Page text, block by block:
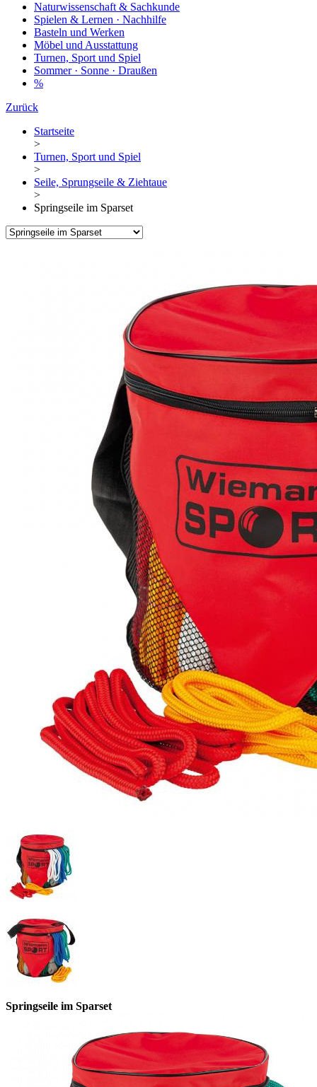
Naturwissenschaft & Sachkunde
Spielen & Lernen · Nachhilfe
Basteln und Werken
Möbel und Ausstattung
Turnen, Sport und Spiel
Sommer · Sonne · Draußen
%
Zurück
Startseite
>
Turnen, Sport und Spiel
>
Seile, Sprungseile & Ziehtaue
>
Springseile im Sparset
Springseile im Sparset